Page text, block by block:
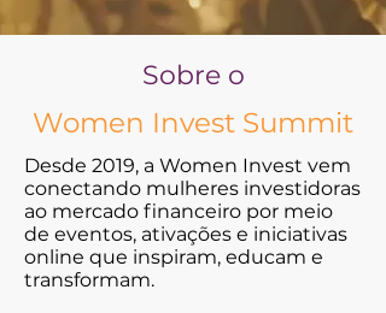
Sobre o
Women Invest Summit
Desde 2019, a Women Invest vem
conectando mulheres investidoras
ao mercado financeiro por meio
de eventos, ativações e iniciativas
online que inspiram, educam e
transformam.